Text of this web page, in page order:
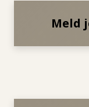
Meld